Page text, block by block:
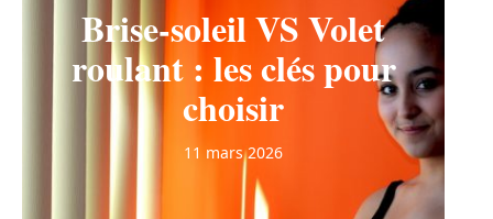
Brise-soleil VS Volet
roulant : les clés pour
choisir
11 mars 2026